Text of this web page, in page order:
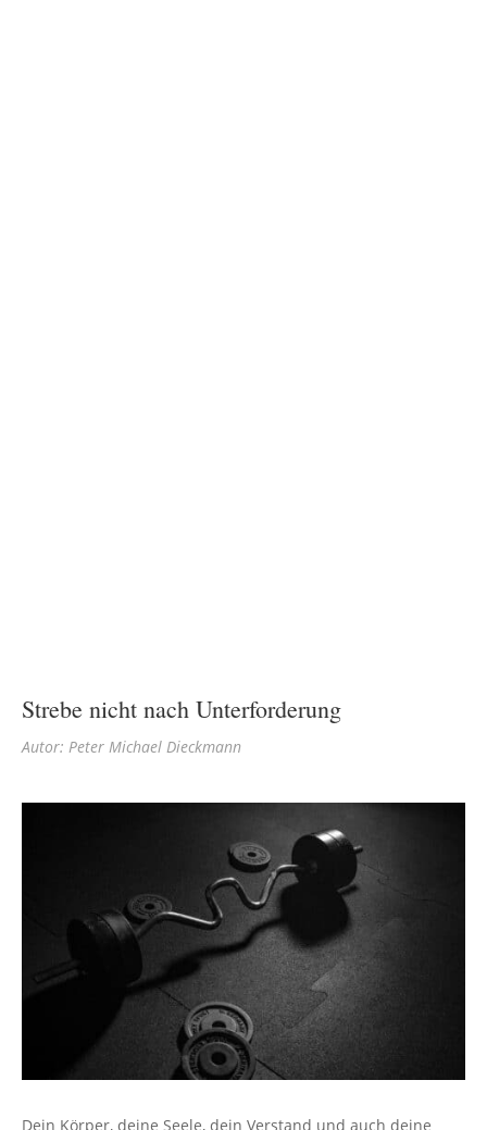
Strebe nicht nach Unterforderung
Autor: Peter Michael Dieckmann
Dein Körper, deine Seele, dein Verstand und auch deine